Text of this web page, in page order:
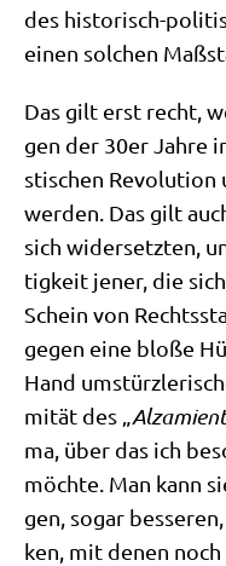
des histo­risch-
einen sol­chen
Das gilt erst recht,
gen der 30er Jah­re
sti­schen
wer­den. Das gilt
sich wider­setz­ten,
tig­keit jener, die
Schein von
gegen eine blo­ße
Hand
mi­tät des „
ma, über das ich
möch­te. Man kann
gen, sogar
ken, mit denen